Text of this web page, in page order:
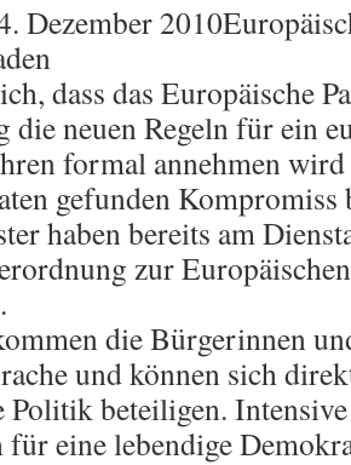
Dezember
dass das Europäische
die neuen Regeln für ein
formal annehmen
gefunden Kompromiss
haben bereits am
zur
die Bürgerinnen
und können sich
Politik beteiligen.
für eine lebendige